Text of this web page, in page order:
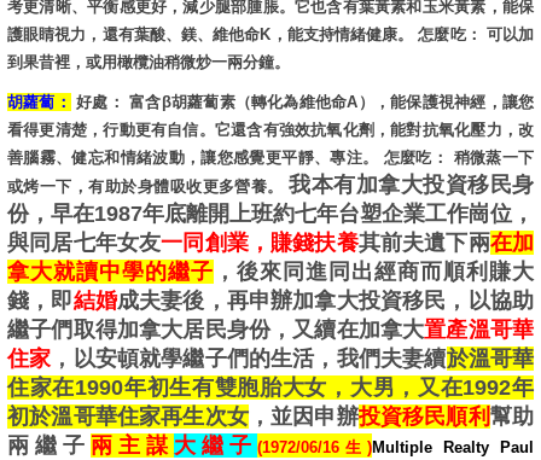
考更清晰、平衡感更好，減少腿部腫脹。它也含有葉黃素和玉米黃素，能保
護眼睛視力，還有葉酸、鎂、維他命K，能支持情緒健康。 怎麼吃： 可以加
到果昔裡，或用橄欖油稍微炒一兩分鐘。
胡蘿蔔： 好處： 富含β胡蘿蔔素（轉化為維他命A），能保護視神經，讓您
看得更清楚，行動更有自信。它還含有強效抗氧化劑，能對抗氧化壓力，改
善腦霧、健忘和情緒波動，讓您感覺更平靜、專注。 怎麼吃： 稍微蒸一下
或烤一下，有助於身體吸收更多營養。我本有加拿大投資移民身
份，早在1987年底離開上班約七年台塑企業工作崗位，
與同居七年女友一同創業，賺錢扶養其前夫遺下兩在加
拿大就讀中學的繼子 ，後來同進同出經商而順利賺大
錢，即結婚成夫妻後，再申辦加拿大投資移民，以協助
繼子們取得加拿大居民身份，又續在加拿大置產溫哥華
住家 ，以安頓就學繼子們的生活，我們夫妻續於溫哥華
住家在1990年初生有雙胞胎大女，大男，又在1992年
初於溫哥華住家再生次女，並因申辦投資移民順利 幫助
兩繼子 兩主謀 大繼子 (1972/06/16生)Multiple Realty Paul